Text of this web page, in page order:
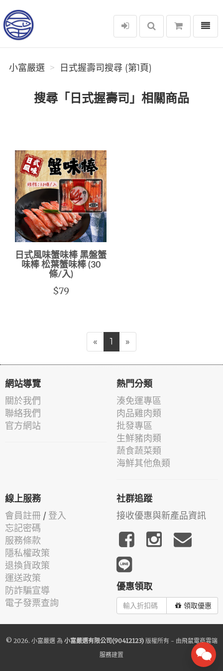
小富嚴選
選單
小富嚴選 日式握壽司搜尋 (第1頁)
搜尋「日式握壽司」相關商品
日式風味蟹味棒 黑盤蟹
味棒 松葉蟹味棒 (30
條/入)
$79
« 1 »
網站導覽
關於我們
聯絡我們
官方網站
熱門分類
湊免運專區
肉品雞肉類
批發專區
生鮮豬肉類
蔬食蔬菜類
海鮮其他魚類
線上服務
會員註冊 / 登入
忘記密碼
服務條款
隱私權政策
退換貨政策
運送政策
防詐騙宣導
電子發票查詢
社群追蹤
接收優惠與新產品資訊
優惠領取
領取優惠
© 2026. 小富嚴選為 小富嚴選有限公司(90412123)版權所有 - 由飛鼠電商雲端
服務建置